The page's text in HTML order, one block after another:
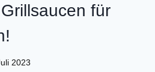
für
2023